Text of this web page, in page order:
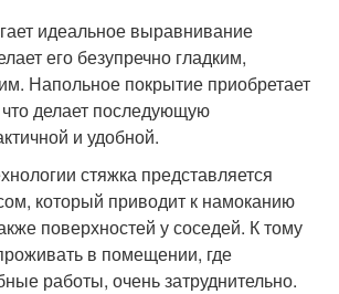
идеальное выравнивание
его безупречно гладким,
Напольное покрытие приобретает
делает последующую
и удобной.
стяжка представляется
который приводит к намоканию
поверхностей у соседей. К тому
в помещении, где
работы, очень затруднительно.